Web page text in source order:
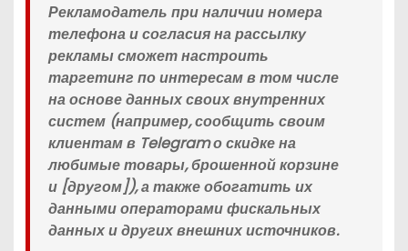
Рекламодатель при наличии номера
телефона и согласия на рассылку
рекламы сможет настроить
таргетинг по интересам в том числе
на основе данных своих внутренних
систем (например, сообщить своим
клиентам в Telegram о скидке на
любимые товары, брошенной корзине
и [другом]), а также обогатить их
данными операторами фискальных
данных и других внешних источников.